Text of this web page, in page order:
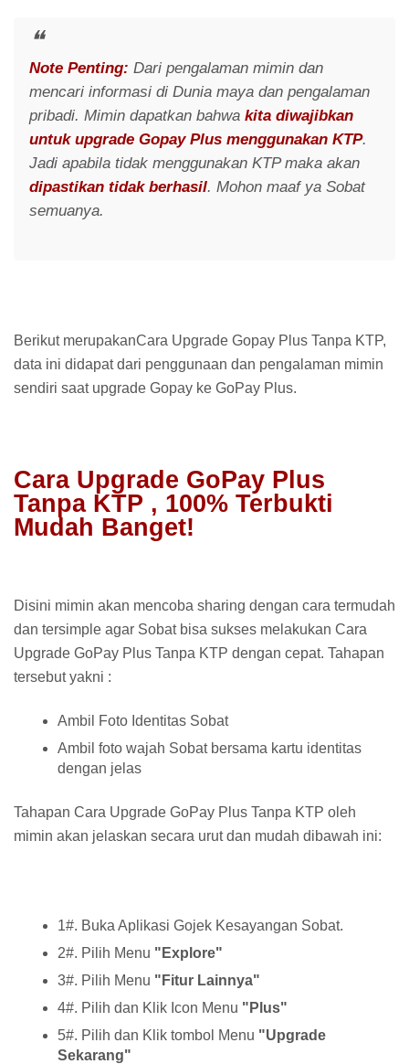
Note Penting: Dari pengalaman mimin dan
mencari informasi di Dunia maya dan pengalaman
pribadi. Mimin dapatkan bahwa kita diwajibkan
untuk upgrade Gopay Plus menggunakan KTP.
Jadi apabila tidak menggunakan KTP maka akan
dipastikan tidak berhasil. Mohon maaf ya Sobat
semuanya.
Berikut merupakanCara Upgrade Gopay Plus Tanpa KTP,
data ini didapat dari penggunaan dan pengalaman mimin
sendiri saat upgrade Gopay ke GoPay Plus.
Cara Upgrade GoPay Plus
Tanpa KTP , 100% Terbukti
Mudah Banget!
Disini mimin akan mencoba sharing dengan cara termudah
dan tersimple agar Sobat bisa sukses melakukan Cara
Upgrade GoPay Plus Tanpa KTP dengan cepat. Tahapan
tersebut yakni :
Ambil Foto Identitas Sobat
Ambil foto wajah Sobat bersama kartu identitas
dengan jelas
Tahapan Cara Upgrade GoPay Plus Tanpa KTP oleh
mimin akan jelaskan secara urut dan mudah dibawah ini:
1#. Buka Aplikasi Gojek Kesayangan Sobat.
2#. Pilih Menu "Explore"
3#. Pilih Menu "Fitur Lainnya"
4#. Pilih dan Klik Icon Menu "Plus"
5#. Pilih dan Klik tombol Menu "Upgrade
Sekarang"